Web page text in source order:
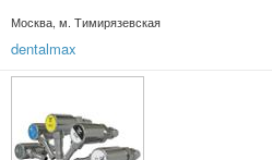
Москва, м. Тимирязевская
dentalmax